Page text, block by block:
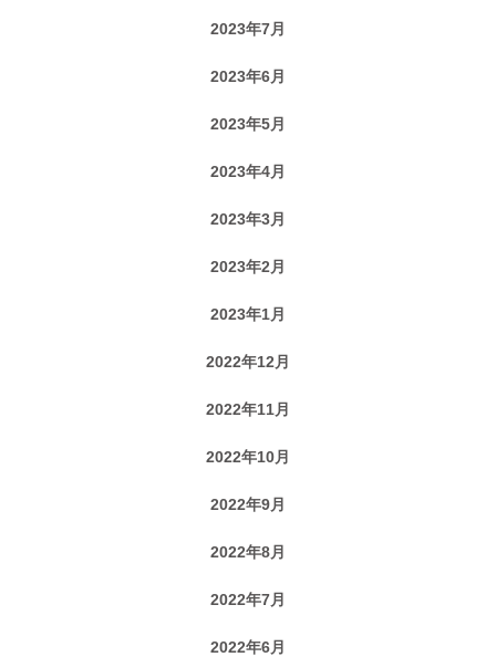
2023年7月
2023年6月
2023年5月
2023年4月
2023年3月
2023年2月
2023年1月
2022年12月
2022年11月
2022年10月
2022年9月
2022年8月
2022年7月
2022年6月